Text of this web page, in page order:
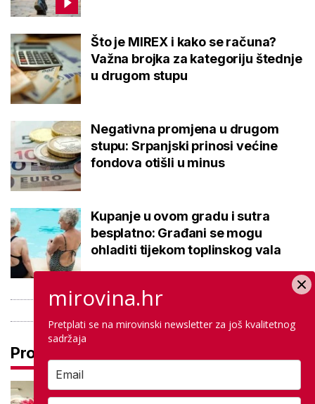
Što je MIREX i kako se računa?
Važna brojka za kategoriju štednje
u drugom stupu
Negativna promjena u drugom
stupu: Srpanjski prinosi većine
fondova otišli u minus
Kupanje u ovom gradu i sutra
besplatno: Građani se mogu
ohladiti tijekom toplinskog vala
Pročitaj još
Treba li zbog vrućina odgoditi
mirovina.hr
Pretplati se na mirovinski newsletter za još kvalitetnog
sadržaja